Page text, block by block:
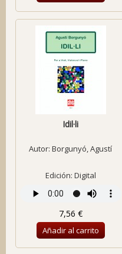
Idil·li
Autor:Borgunyó, Agustí
Edición: Digital
7,56 €
Añadir al carrito